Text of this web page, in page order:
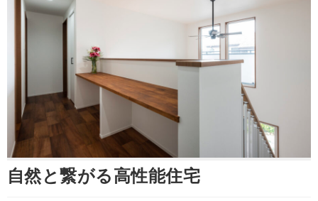
自然と繋がる高性能住宅